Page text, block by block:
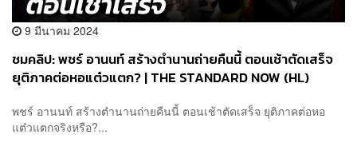
9 มีนาคม 2024
ชมคลิป: พชร์ อานนท์ สร้างตำนานถ่ายคืนนี้ ตอนเช้าตัดเสร็จ
ยุติภาคต่อหอแต๋วแตก? | THE STANDARD NOW (HL)
พชร์ อานนท์ สร้างตำนานถ่ายคืนนี้ ตอนเช้าตัดเสร็จ ยุติภาคต่อหอ
แต๋วแตกจริงหรือ?...